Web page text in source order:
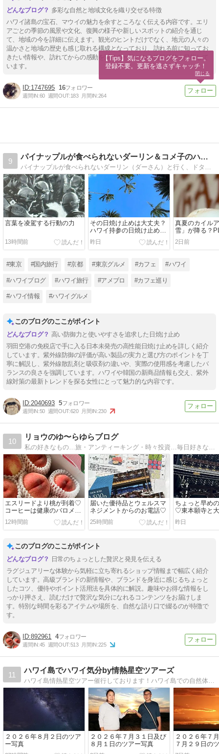
多彩な自然と地域文化を織り交ぜる特徴
ハワイ諸島の宝石、マウイの魅力を余すところなく伝える内容です。エリ
アごとの季節の風景や文化、復興の様子や新しいスポットの紹介を通じ
て、地域の今を詳細に伝えます。観光のヒントだけでなく、地元の人々の
温かさと地域の歴史も感じ取れる構成となっており、訪れる前に知ってお
きたい情報や、訪れてからの感動を深める一助となる情報発信を目指して
います。
1747695 16
週間IN:60 週間OUT:183 月間IN:264
9
パイナップルが食べられないダーリン＆コメ子のハワイDiary
言葉を凌駕する行動の力
13時間前
その日焼け止めは大丈夫？
ハワイ持参の日焼け止め見
逃しがちなポイント
昨日
真夏のカイル
雪」が降る？
COME AGAIN
たフレーバー
2日前
#東京 #国内旅行 #京都 #東京グルメ #カフェ #ハワイ
#ハワイブログ #ハワイ旅行 #アメブロ #カフェ巡り
#ハワイ情報 #ハワイグルメ
このブログのここがポイント
高い防御力と使いやすさを追求した日焼け止め
羽田空港の免税店で手に入る日本未発売の高性能日焼け止めを詳しく紹介
しています。紫外線防御の評価が高い製品の実力と選び方のポイントを丁
寧に解説し、紫外線散乱剤と吸収剤の違いや、実際の使用感を考慮したバ
ランスの良さを強調しています。ハワイや韓国の新商品情報も交え、紫外
線対策の最新トレンドを探る女性にとって魅力的な内容です。
2040693 5
週間IN:50 週間OUT:620 月間IN:230
10
リョウのゆ〜らゆらブログ
エスリードより桃が到着♡
コーヒーは健康のバロメー
ター
12時間前
届いた優待品とウェルスマ
ネジメントからのお電話♡
25時間前
ちょっと早め
♡東本願寺と
昨日
このブログのここがポイント
日常のちょっとした贅沢と発見を伝える
ラグジュアリーな体験から気軽に立ち寄れるショップ情報まで幅広く紹介
しています。高級ブランドの新情報や、ブランドを身近に感じるちょっと
したコツ、優待やポイント活用法を具体的に解説。趣味やお得な情報をし
っかり押さえ、読むだけで贅沢な気分になれるコンテンツをお届けしま
す。特別な時間を彩るアイテムや場所を、自然な語り口で綴るのが特徴で
す。
892961 4
週間IN:45 週間OUT:513 月間IN:225
11
ハワイ島でハワイ気分by情熱星空ツアーズ
２０２６年８月２日のツア
ー写真
２０２６年７月３１日及び
８月１日のツアー写真
２０２６年７
７月２９日の
【Tips】気になるブログをフォロー。
登録不要。更新を逃さずキャッチ！
閉じる